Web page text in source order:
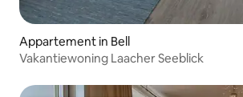
Appartement in Bell
Vakantiewoning Laacher Seeblick